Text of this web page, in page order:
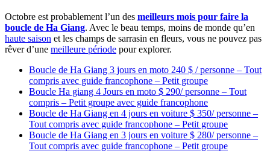
Octobre est probablement l’un des meilleurs mois pour faire la
boucle de Ha Giang. Avec le beau temps, moins de monde qu’en
haute saison et les champs de sarrasin en fleurs, vous ne pouvez pas
rêver d’une meilleure période pour explorer.
Boucle de Ha Giang 3 jours en moto 240 $ / personne – Tout
compris avec guide francophone – Petit groupe
Boucle Ha giang 4 Jours en moto $ 290/ personne – Tout
compris – Petit groupe avec guide francophone
Boucle de Ha Giang en 4 jours en voiture $ 350/ personne –
Tout compris avec guide francophone – Petit groupe
Boucle de Ha Giang en 3 jours en voiture $ 280/ personne –
Tout compris avec guide francophone – Petit groupe